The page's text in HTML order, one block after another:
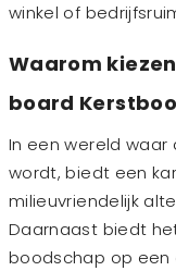
winkel of
Waarom
board
In een wereld
wordt, biedt een
milieuvriendelijk
Daarnaast biedt
boodschap op een